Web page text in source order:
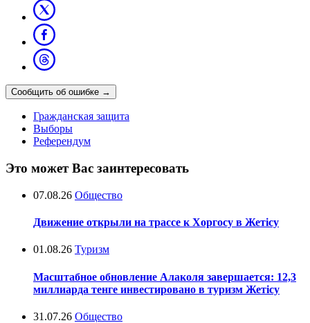
Сообщить об ошибке →
Гражданская защита
Выборы
Референдум
Это может Вас заинтересовать
07.08.26 Общество
Движение открыли на трассе к Хоргосу в Жетісу
01.08.26 Туризм
Масштабное обновление Алаколя завершается: 12,3
миллиарда тенге инвестировано в туризм Жетісу
31.07.26 Общество